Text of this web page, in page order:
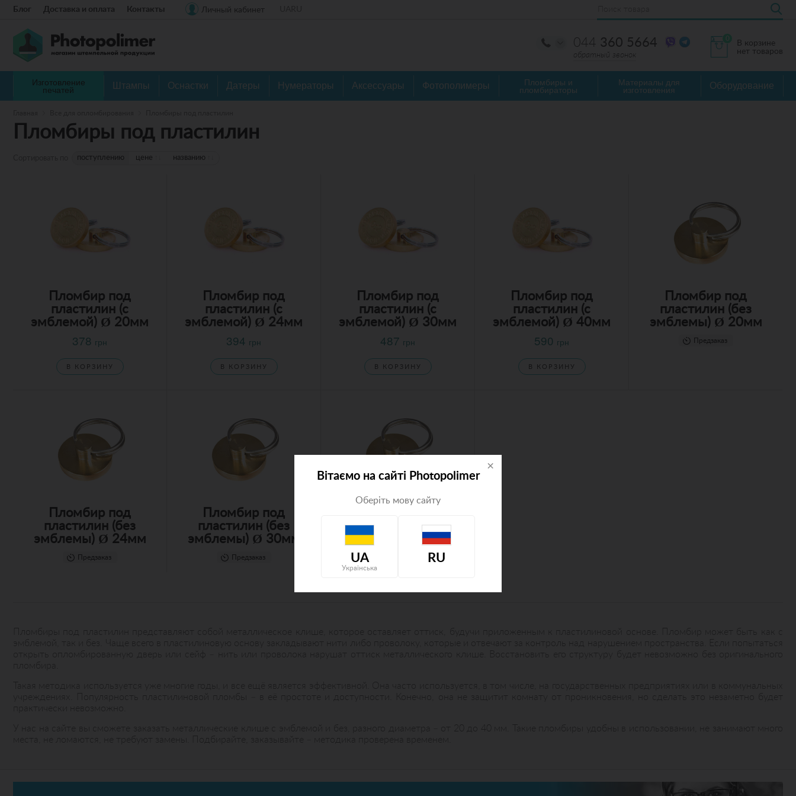
Вітаємо на сайті Photopolimer
Оберіть мову сайту
UA
Українська
RU
×
Блог Доставка и оплата Контакты Личный кабинет
0
В корзине
нет товаров
044 360 5664
обратный звонок
Изготовление
печатей
Штампы Оснастки Датеры Нумераторы Аксессуары Фотополимеры
Пломбиры и
пломбираторы
Материалы для
изготовления
Оборудование
Пломбиры под пластилин
поступлению цене названию
Пломбир под
пластилин (с
эмблемой) Ø 20мм
378 грн
В КОРЗИНУ
Пломбир под
пластилин (с
эмблемой) Ø 24мм
394 грн
В КОРЗИНУ
Пломбир под
пластилин (с
эмблемой) Ø 30мм
487 грн
В КОРЗИНУ
Пломбир под
пластилин (с
эмблемой) Ø 40мм
590 грн
В КОРЗИНУ
Пломбир под
пластилин (без
эмблемы) Ø 20мм
Предзаказ
Пломбир под
пластилин (без
эмблемы) Ø 24мм
Предзаказ
Пломбир под
пластилин (без
эмблемы) Ø 30мм
Предзаказ
пластилин (без
эмблемы) Ø 40мм